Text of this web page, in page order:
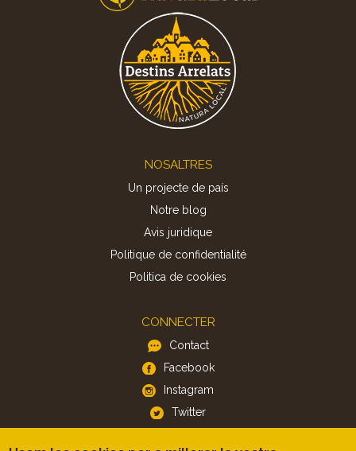
NOSALTRES
Un projecte de país
Notre blog
Avis juridique
Politique de confidentialité
Politica de cookies
CONNECTER
Contact
Facebook
Instagram
Twitter